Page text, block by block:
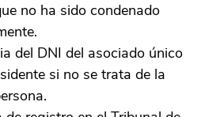
no ha sido condenado
del DNI del asociado único
si no se trata de la